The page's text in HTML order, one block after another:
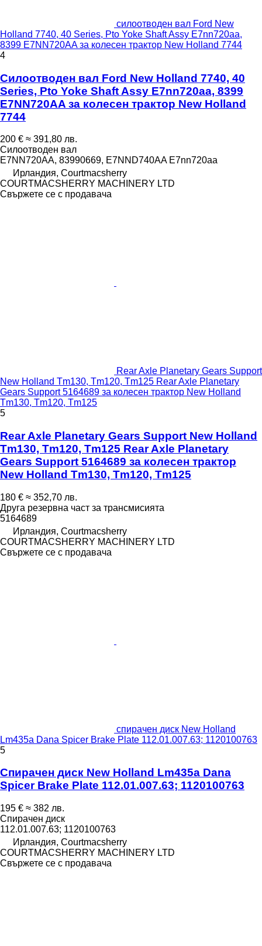
силоотводен вал Ford New
Holland 7740, 40 Series, Pto Yoke Shaft Assy E7nn720aa,
8399 E7NN720AA за колесен трактор New Holland 7744
4
Силоотводен вал Ford New Holland 7740, 40
Series, Pto Yoke Shaft Assy E7nn720aa, 8399
E7NN720AA за колесен трактор New Holland
7744
200 € ≈ 391,80 лв.
Силоотводен вал
E7NN720AA, 83990669, E7NND740AA E7nn720aa
Ирландия, Courtmacsherry
COURTMACSHERRY MACHINERY LTD
Свържете се с продавача
Rear Axle Planetary Gears Support
New Holland Tm130, Tm120, Tm125 Rear Axle Planetary
Gears Support 5164689 за колесен трактор New Holland
Tm130, Tm120, Tm125
5
Rear Axle Planetary Gears Support New Holland
Tm130, Tm120, Tm125 Rear Axle Planetary
Gears Support 5164689 за колесен трактор
New Holland Tm130, Tm120, Tm125
180 € ≈ 352,70 лв.
Друга резервна част за трансмисията
5164689
Ирландия, Courtmacsherry
COURTMACSHERRY MACHINERY LTD
Свържете се с продавача
спирачен диск New Holland
Lm435a Dana Spicer Brake Plate 112.01.007.63; 1120100763
5
Спирачен диск New Holland Lm435a Dana
Spicer Brake Plate 112.01.007.63; 1120100763
195 € ≈ 382 лв.
Спирачен диск
112.01.007.63; 1120100763
Ирландия, Courtmacsherry
COURTMACSHERRY MACHINERY LTD
Свържете се с продавача